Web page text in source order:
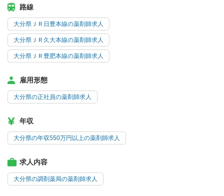
路線
大分県ＪＲ日豊本線の薬剤師求人
大分県ＪＲ久大本線の薬剤師求人
大分県ＪＲ豊肥本線の薬剤師求人
雇用形態
大分県の正社員の薬剤師求人
年収
大分県の年収550万円以上の薬剤師求人
求人内容
大分県の調剤薬局の薬剤師求人